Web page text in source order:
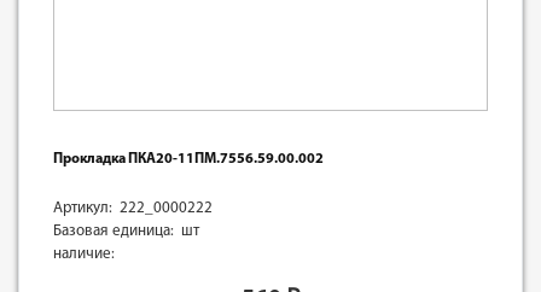
Прокладка ПКА20-11ПМ.7556.59.00.002
Артикул: 222_0000222
Базовая единица: шт
наличие: